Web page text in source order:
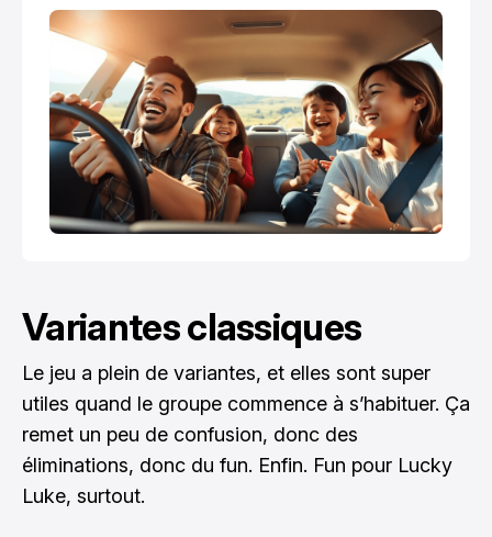
Variantes classiques
Le jeu a plein de variantes, et elles sont super
utiles quand le groupe commence à s’habituer. Ça
remet un peu de confusion, donc des
éliminations, donc du fun. Enfin. Fun pour Lucky
Luke, surtout.